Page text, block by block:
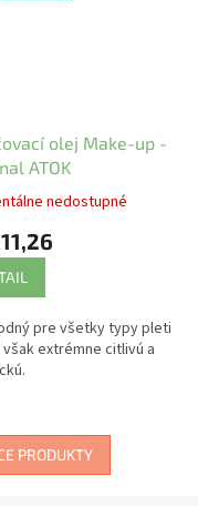
olej Make-up -
ATOK
nedostupné
pre všetky typy pleti
však extrémne citlivú a
PRODUKTY